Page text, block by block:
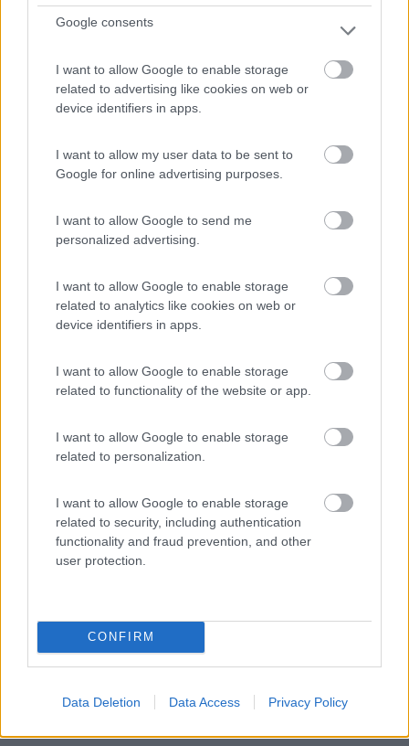
Google consents
I want to allow Google to enable storage
related to advertising like cookies on web or
device identifiers in apps.
I want to allow my user data to be sent to
Google for online advertising purposes.
I want to allow Google to send me
personalized advertising.
I want to allow Google to enable storage
related to analytics like cookies on web or
device identifiers in apps.
I want to allow Google to enable storage
related to functionality of the website or app.
I want to allow Google to enable storage
related to personalization.
I want to allow Google to enable storage
related to security, including authentication
functionality and fraud prevention, and other
user protection.
CONFIRM
Data Deletion Data Access Privacy Policy
Servizi / Posizione
Area predisposta per circa 60 camper, energia elettrica,
La Virginia
7 1
posto per 6 veicoli, cani accettati solo su preavviso
Via Valle Po 70,